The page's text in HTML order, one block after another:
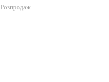
Розпродаж